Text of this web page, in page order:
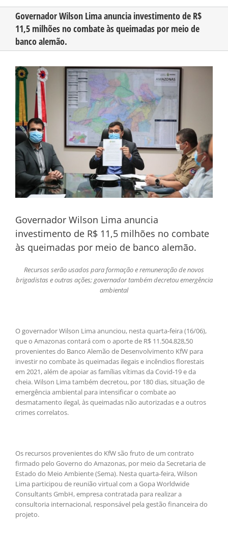
CONHEÇA O AMAZONAS
PUBLICIDADE
CONTATO
Governador Wilson Lima anuncia investimento de R$
11,5 milhões no combate às queimadas por meio de
banco alemão.
View
Larger
Image
Governador Wilson Lima anuncia
investimento de R$ 11,5 milhões no combate
às queimadas por meio de banco alemão.
Recursos serão usados para formação e remuneração de novos
brigadistas e outras ações; governador também decretou emergência
ambiental
O governador Wilson Lima anunciou, nesta quarta-feira (16/06),
que o Amazonas contará com o aporte de R$ 11.504.828,50
provenientes do Banco Alemão de Desenvolvimento KfW para
investir no combate às queimadas ilegais e incêndios florestais
em 2021, além de apoiar as famílias vítimas da Covid-19 e da
cheia. Wilson Lima também decretou, por 180 dias, situação de
emergência ambiental para intensificar o combate ao
desmatamento ilegal, às queimadas não autorizadas e a outros
crimes correlatos.
Os recursos provenientes do KfW são fruto de um contrato
firmado pelo Governo do Amazonas, por meio da Secretaria de
Estado do Meio Ambiente (Sema). Nesta quarta-feira, Wilson
Lima participou de reunião virtual com a Gopa Worldwide
Consultants GmbH, empresa contratada para realizar a
consultoria internacional, responsável pela gestão financeira do
projeto.